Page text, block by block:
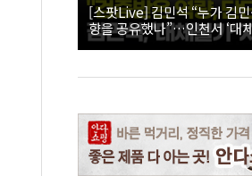
[스팟Live] 김민석 “누가 김
향을 공유했나”…인천서 ‘대
26.08.08 더불어민주당 당대표